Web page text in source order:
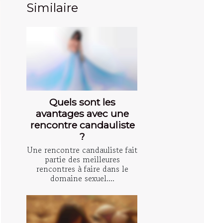
Similaire
Quels sont les
avantages avec une
rencontre candauliste
?
Une rencontre candauliste fait
partie des meilleures
rencontres à faire dans le
domaine sexuel....